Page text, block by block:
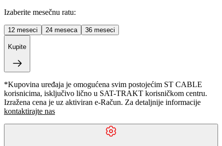
Izaberite mesečnu ratu:
12 meseci 24 meseca 36 meseci
Kupite
*Kupovina uređaja je omogućena svim postojećim ST CABLE
korisnicima, isključivo lično u SAT-TRAKT korisničkom centru.
Izražena cena je uz aktiviran e-Račun. Za detaljnije informacije
kontaktirajte nas